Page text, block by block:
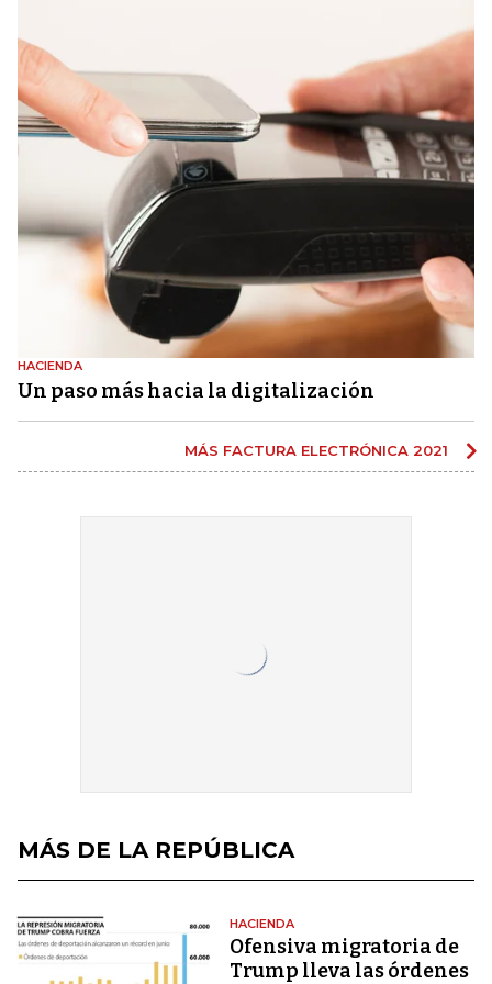
HACIENDA
Un paso más hacia la digitalización
MÁS FACTURA ELECTRÓNICA 2021
MÁS DE LA REPÚBLICA
HACIENDA
Ofensiva migratoria de
Trump lleva las órdenes